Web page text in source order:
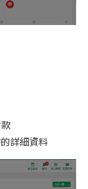
詳細資料